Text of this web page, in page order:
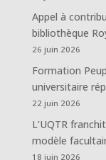
Appel à
bibliothèque
26 juin 2026
Formation
universitaire
22 juin 2026
L’UQTR
modèle
18 juin 2026